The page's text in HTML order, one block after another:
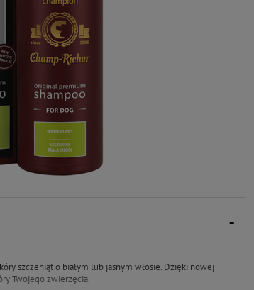
szczeniąt o białym lub jasnym włosie. Dzięki nowej
Twojego zwierzęcia.